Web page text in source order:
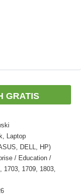
GRATIS
Laptop
DELL, HP)
/ Education /
1703, 1709, 1803,